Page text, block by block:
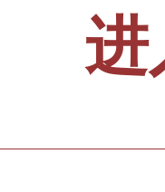
仙侠
ABC DEF
天尊传奇
忍术大作战-山海封神
进